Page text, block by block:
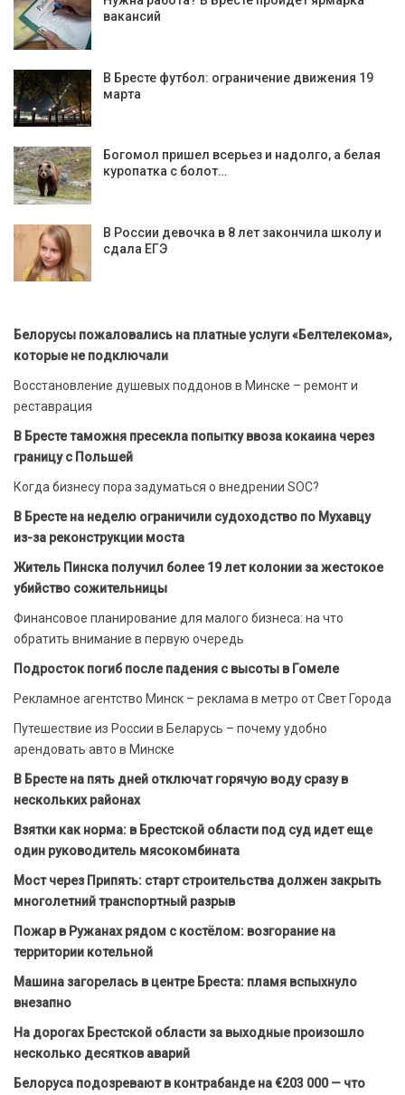
вакансий
В Бресте футбол: ограничение движения 19
марта
Богомол пришел всерьез и надолго, а белая
куропатка с болот…
В России девочка в 8 лет закончила школу и
сдала ЕГЭ
Белорусы пожаловались на платные услуги «Белтелекома»,
которые не подключали
Восстановление душевых поддонов в Минске – ремонт и
реставрация
В Бресте таможня пресекла попытку ввоза кокаина через
границу с Польшей
Когда бизнесу пора задуматься о внедрении SOC?
В Бресте на неделю ограничили судоходство по Мухавцу
из-за реконструкции моста
Житель Пинска получил более 19 лет колонии за жестокое
убийство сожительницы
Финансовое планирование для малого бизнеса: на что
обратить внимание в первую очередь
Подросток погиб после падения с высоты в Гомеле
Рекламное агентство Минск – реклама в метро от Свет Города
Путешествие из России в Беларусь – почему удобно
арендовать авто в Минске
В Бресте на пять дней отключат горячую воду сразу в
нескольких районах
Взятки как норма: в Брестской области под суд идет еще
один руководитель мясокомбината
Мост через Припять: старт строительства должен закрыть
многолетний транспортный разрыв
Пожар в Ружанах рядом с костёлом: возгорание на
территории котельной
Машина загорелась в центре Бреста: пламя вспыхнуло
внезапно
На дорогах Брестской области за выходные произошло
несколько десятков аварий
Белоруса подозревают в контрабанде на €203 000 — что